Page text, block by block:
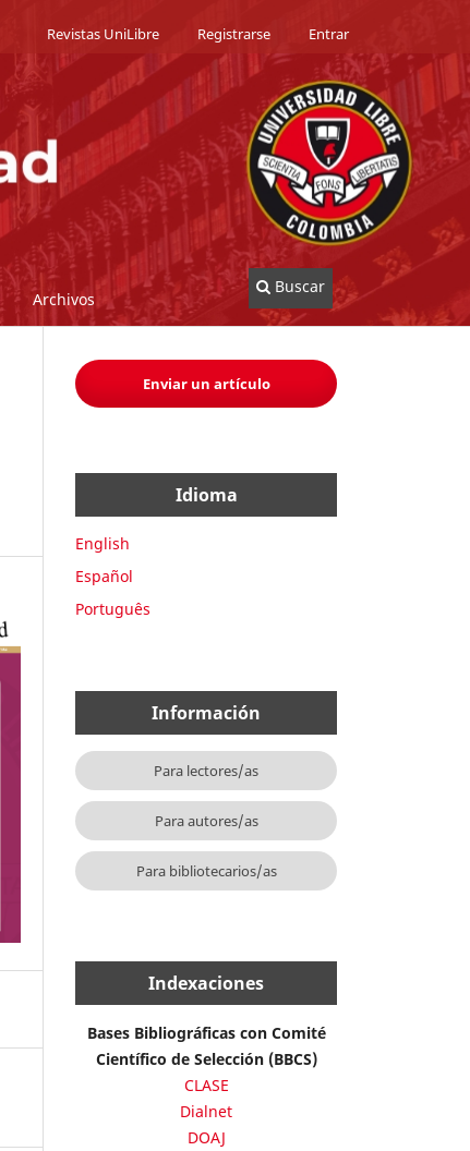
Archivos
Buscar
Revistas UniLibre Registrarse Entrar
Enviar un artículo
Idioma
English
Español
Português
Información
Para lectores/as
Para autores/as
Para bibliotecarios/as
Indexaciones
Bases Bibliográficas con Comité
Científico de Selección (BBCS)
CLASE
Dialnet
DOAJ